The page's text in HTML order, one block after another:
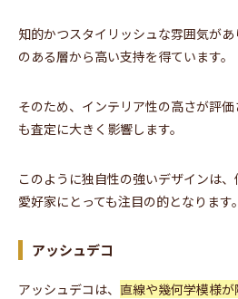
知的かつスタイリッシュな雰囲気が
のある層から高い支持を得ています。
そのため、インテリア性の高さが評
も査定に大きく影響します。
このように独自性の強いデザインは
愛好家にとっても注目の的となります。
アッシュデコ
アッシュデコは、 直線や幾何学模様